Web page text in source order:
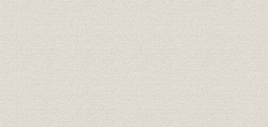
役員 所長 水谷浩
役員 日本製鉄第5代社長 渡辺義介
経営 終戦前後の創業概況 昭和20年7
施設 ホット・ストリップ・ミル